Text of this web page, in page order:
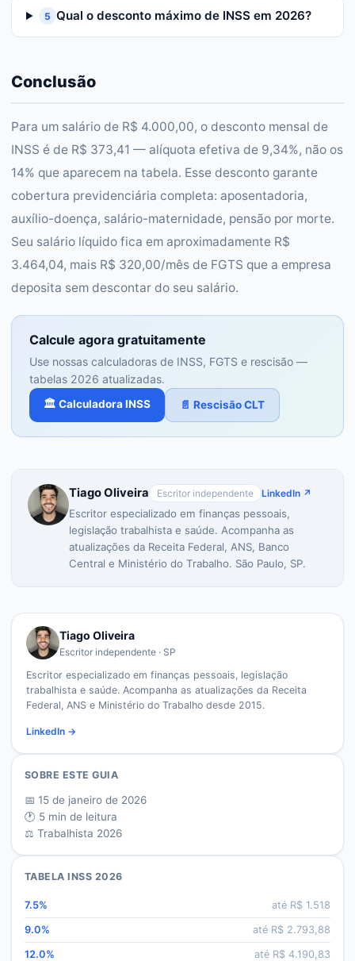
5 Qual o desconto máximo de INSS em 2026?
Conclusão
Para um salário de R$ 4.000,00, o desconto mensal de
INSS é de R$ 373,41 — alíquota efetiva de 9,34%, não os
14% que aparecem na tabela. Esse desconto garante
cobertura previdenciária completa: aposentadoria,
auxílio-doença, salário-maternidade, pensão por morte.
Seu salário líquido fica em aproximadamente R$
3.464,04, mais R$ 320,00/mês de FGTS que a empresa
deposita sem descontar do seu salário.
Calcule agora gratuitamente
Use nossas calculadoras de INSS, FGTS e rescisão —
tabelas 2026 atualizadas.
🏛️ Calculadora INSS 📄 Rescisão CLT
Tiago Oliveira Escritor independente LinkedIn ↗
Escritor especializado em finanças pessoais,
legislação trabalhista e saúde. Acompanha as
atualizações da Receita Federal, ANS, Banco
Central e Ministério do Trabalho. São Paulo, SP.
Tiago Oliveira
Escritor independente · SP
Escritor especializado em finanças pessoais, legislação
trabalhista e saúde. Acompanha as atualizações da Receita
Federal, ANS e Ministério do Trabalho desde 2015.
LinkedIn →
SOBRE ESTE GUIA
📅 15 de janeiro de 2026
🕐 5 min de leitura
⚖️ Trabalhista 2026
TABELA INSS 2026
7.5% até R$ 1.518
9.0% até R$ 2.793,88
12.0% até R$ 4.190,83